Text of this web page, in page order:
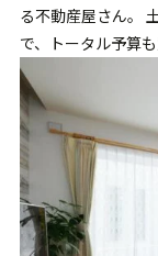
る不動産屋さん。
で、トータル予算